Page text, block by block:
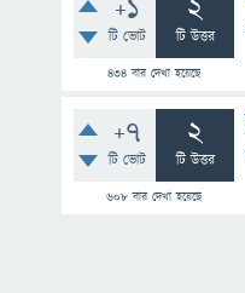
+1
টি ভোট
2
টি উত্তর
434 বার দেখা হয়েছে
+7
টি ভোট
2
টি উত্তর
608 বার দেখা হয়েছে